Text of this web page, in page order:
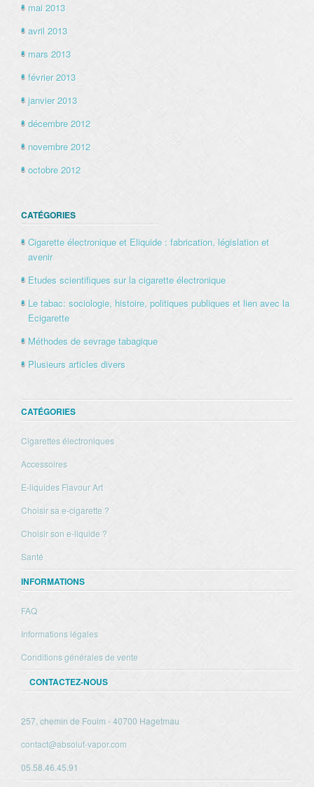
mai 2013
avril 2013
mars 2013
février 2013
janvier 2013
décembre 2012
novembre 2012
octobre 2012
CATÉGORIES
Cigarette électronique et Eliquide : fabrication, législation et
avenir
Etudes scientifiques sur la cigarette électronique
Le tabac: sociologie, histoire, politiques publiques et lien avec la
Ecigarette
Méthodes de sevrage tabagique
Plusieurs articles divers
CATÉGORIES
Cigarettes électroniques
Accessoires
E-liquides Flavour Art
Choisir sa e-cigarette ?
Choisir son e-liquide ?
Santé
INFORMATIONS
FAQ
Informations légales
Conditions générales de vente
CONTACTEZ-NOUS
257, chemin de Fouim - 40700 Hagetmau
contact@absolut-vapor.com
05.58.46.45.91